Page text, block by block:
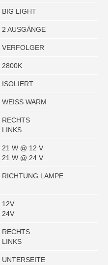
BIG LIGHT
2 AUSGÄNGE
VERFOLGER
2800K
ISOLIERT
WEISS WARM
RECHTS
LINKS
21 W @ 12 V
21 W @ 24 V
RICHTUNG LAMPE
12V
24V
RECHTS
LINKS
UNTERSEITE